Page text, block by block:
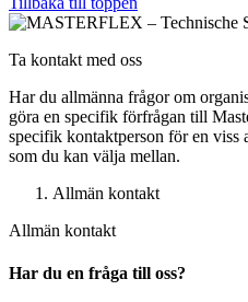
Ta kontakt med oss
Har du allmänna frågor om
göra en specifik förfrågan till
specifik kontaktperson för en viss
som du kan välja mellan.
Allmän kontakt
Allmän kontakt
Har du en fråga till oss?